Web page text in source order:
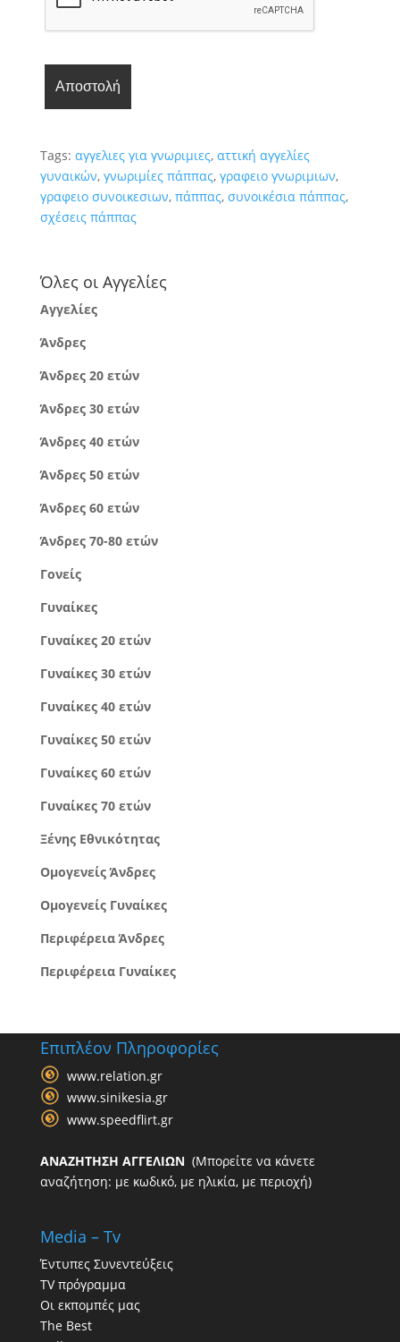
Tags: αγγελιες για γνωριμιες, αττική αγγελίες
γυναικών, γνωριμίες πάππας, γραφειο γνωριμιων,
γραφειο συνοικεσιων, πάππας, συνοικέσια πάππας,
σχέσεις πάππας
Όλες οι Αγγελίες
Αγγελίες
Άνδρες
Άνδρες 20 ετών
Άνδρες 30 ετών
Άνδρες 40 ετών
Άνδρες 50 ετών
Άνδρες 60 ετών
Άνδρες 70-80 ετών
Γονείς
Γυναίκες
Γυναίκες 20 ετών
Γυναίκες 30 ετών
Γυναίκες 40 ετών
Γυναίκες 50 ετών
Γυναίκες 60 ετών
Γυναίκες 70 ετών
Ξένης Εθνικότητας
Ομογενείς Άνδρες
Ομογενείς Γυναίκες
Περιφέρεια Άνδρες
Περιφέρεια Γυναίκες
Επιπλέον Πληροφορίες
www.relation.gr
www.sinikesia.gr
www.speedflirt.gr
ΑΝΑΖΗΤΗΣΗ ΑΓΓΕΛΙΩΝ(Μπορείτε να κάνετε
αναζήτηση: με κωδικό, με ηλικία, με περιοχή)
Media – Tv
Έντυπες Συνεντεύξεις
TV πρόγραμμα
Οι εκπομπές μας
The Best